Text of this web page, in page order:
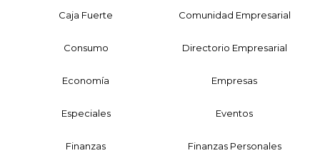
Caja Fuerte Comunidad Empresarial
Consumo Directorio Empresarial
Economía Empresas
Especiales Eventos
Finanzas Finanzas Personales